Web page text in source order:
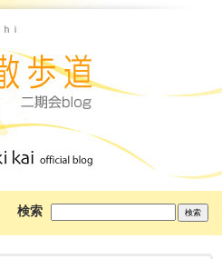
検索
を